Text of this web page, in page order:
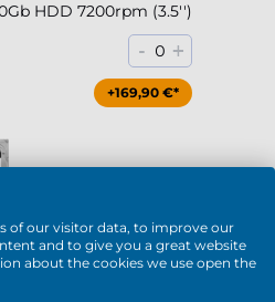
HDD 7200rpm (3.5'')
- 0 +
+169,90 €*
- 0 +
of our visitor data, to improve our
and to give you a great website
about the cookies we use open the